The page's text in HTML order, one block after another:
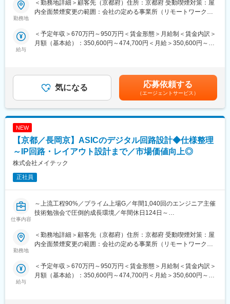
る環境
を推奨する文化があります。
部署または会社の目指す姿から逆算して考えることで「経営視
・本質的な課題解決を通じ、お客様に価値提供が可能
営業組織全体でお客様への提案を改善し続けることで、より本質
的な提案内容や難易度の高い課題解決スキルが身につき、ビジネ
スパーソンとして成長することが可能です。
広い顧客ニーズを知ることが可能です
∟大手企業を担当できるため市場価値を高めることが可能です
（既存顧客の約7割は大手企業であり、様々な業界のリーディング
カンパニーの支援を行います）
車載、工場での産業用機械に組み込むソフトウェアの開発業務を
・AIのモデル開発
・ソフトウェアのテスト業務
基本的にはAIのモデル開発を行い、顧客のデバイスに組み込むソ
フトウェアの一連の開発に携わっていただきます。
■製品：
・客先デバイスに組み込むソフトウェア
■ツール／開発環境：
・C/C++/Python/Java/JavaScript
■得られる経験：
組み込みエンジニアとして、ソフトウェアの最適化やAIモデルの
開発・学習・評価など、幅広い経験を積むことが出来ます。
■魅力：
◎エンジニアとしての市場価値向上が年収に直結する評価制度
◎業界や職種を超えたメイテックの仲間とつながり自主勉強会も
含め技術力を研鑽可能
や経験すべき業界を考え、キャリアを形成できる戦略的ローテー
ション制度
勤務地
＜勤務地詳細＞顧客先（京都府）住所：京都府 受動喫煙対策：屋
内全面禁煙変更の範囲：会社の定める事業所（リモートワーク含
給与
＜予定年収＞670万円～950万円＜賃金形態＞月給制＜賃金内訳＞
月額（基本給）：350,600円～474,700円＜月給＞350,600円～
気になる 応募依頼する
（エージェントサービス）
NEW
【京都／長岡京】ASICのデジタル回路設計◆仕様整理
～IP回路・レイアウト設計まで／市場価値向上◎
株式会社メイテック
正社員
仕事内容
～上流工程90%／プライム上場G／年間1,040回のエンジニア主催
技術勉強会で圧倒的成長環境／年間休日124日～
■業務内容：
IPの回路設計やレイアウト設計業務を行っていただきます。
・IPの回路設計
・レイアウト設計、実装
勤務地
＜勤務地詳細＞顧客先（京都府）住所：京都府 受動喫煙対策：屋
内全面禁煙変更の範囲：会社の定める事業所（リモートワーク含
給与
＜予定年収＞670万円～950万円＜賃金形態＞月給制＜賃金内訳＞
月額（基本給）：350,600円～474,700円＜月給＞350,600円～